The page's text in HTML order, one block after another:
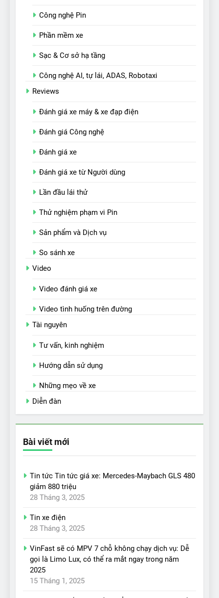
Công nghệ Pin
Phần mềm xe
Sạc & Cơ sở hạ tầng
Công nghệ AI, tự lái, ADAS, Robotaxi
Reviews
Đánh giá xe máy & xe đạp điện
Đánh giá Công nghệ
Đánh giá xe
Đánh giá xe từ Người dùng
Lần đầu lái thử
Thử nghiệm phạm vi Pin
Sản phẩm và Dịch vụ
So sánh xe
Video
Video đánh giá xe
Video tình huống trên đường
Tài nguyên
Tư vấn, kinh nghiệm
Hướng dẫn sử dụng
Những mẹo về xe
Diễn đàn
Bài viết mới
Tin tức Tin tức giá xe: Mercedes-Maybach GLS 480
giảm 880 triệu
28 Tháng 3, 2025
Tin xe điện
28 Tháng 3, 2025
VinFast sẽ có MPV 7 chỗ không chạy dịch vụ: Dễ
gọi là Limo Lux, có thể ra mắt ngay trong năm
2025
15 Tháng 1, 2025